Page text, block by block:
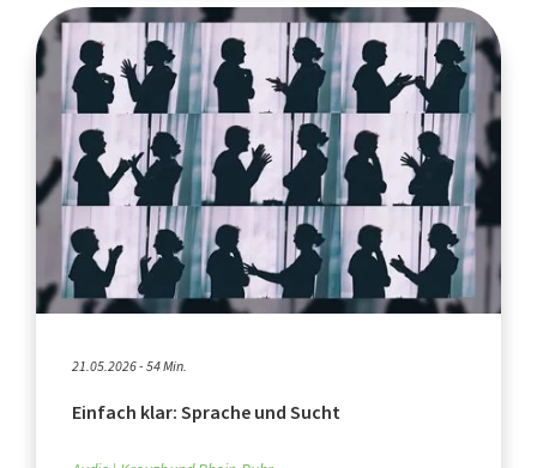
21.05.2026 - 54 Min.
Einfach klar: Sprache und Sucht